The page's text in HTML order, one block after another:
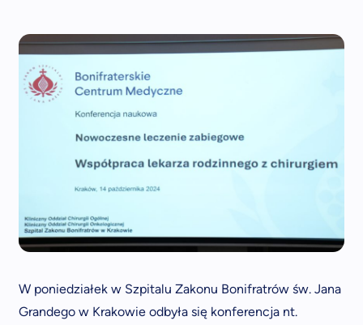
W poniedziałek w Szpitalu Zakonu Bonifratrów św. Jana
Grandego w Krakowie odbyła się konferencja nt.